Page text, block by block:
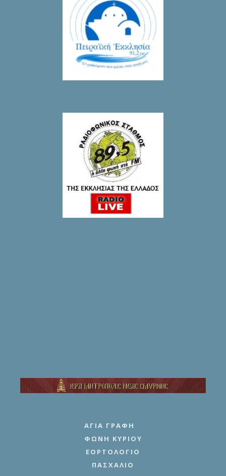
ΑΓΊΑ ΓΡΑΦΉ
ΦΩΝΉ ΚΥΡΊΟΥ
ΕΟΡΤΟΛΌΓΙΟ
ΠΑΣΧΆΛΙΟ